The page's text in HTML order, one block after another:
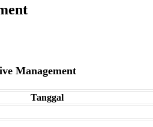
Management
Tanggal